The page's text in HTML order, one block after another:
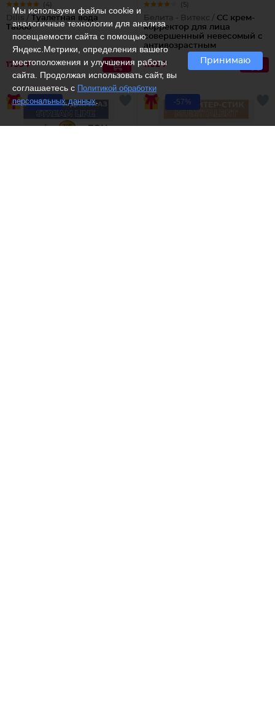
(4)
Dilis / Туалетная вода
Taboo
1759 ₽
(5)
Белита - Витекс / СС крем-
корректор для лица
совершенный невесомый с
антивозрастным
действием
1102 ₽
-63% -57%
Мы используем файлы cookie и
аналогичные технологии для анализа
посещаемости сайта с помощью
Яндекс.Метрики, определения вашего
местоположения и улучшения работы
сайта. Продолжая использовать сайт, вы
соглашаетесь с Политикой обработки
персональных данных.
Принимаю